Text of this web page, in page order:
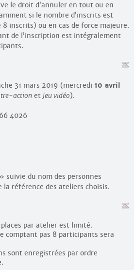
le droit d’annuler en tout ou en
si le nombre d’inscrits est
inscrits) ou en cas de force majeure.
de l’inscription est intégralement
31 mars 2019 (mercredi 10 avril
actionet Jeu vidéo).
4026
suivie du nom des personnes
la référence des ateliers choisis.
places par atelier est limité.
comptant pas 8 participants sera
sont enregistrées par ordre